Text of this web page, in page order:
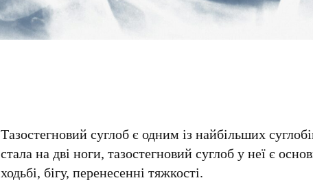
Тазостегновий суглоб є одним із найбільших
стала на дві ноги, тазостегновий суглоб у неї є
ходьбі, бігу, перенесенні тяжкості.